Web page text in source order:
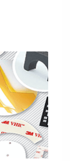
ou matière